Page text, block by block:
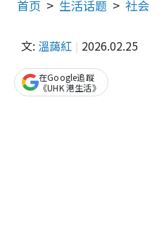
首页 生活话题 社会
文: 溫藹紅 2026.02.25
在Google追蹤
《UHK 港生活》